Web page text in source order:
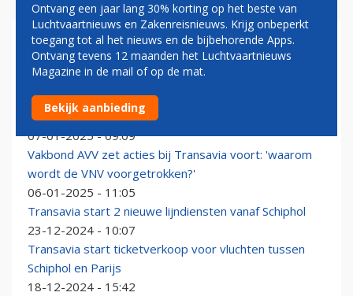
TRANSAVIA
Transavia verwacht met extra reservetoestellen
problemen te voorkomen
07-01-2025 - 09:09
Vakbond AVV zet acties bij Transavia voort: 'waarom
wordt de VNV voorgetrokken?'
06-01-2025 - 11:05
Transavia start 2 nieuwe lijndiensten vanaf Schiphol
23-12-2024 - 10:07
Transavia start ticketverkoop voor vluchten tussen
Schiphol en Parijs
18-12-2024 - 15:42
Ontvang een jaar lang 30% korting op het beste van
Luchtvaartnieuws en Zakenreisnieuws. Krijg onbeperkt
toegang tot al het nieuws en de bijbehorende Apps.
Ontvang tevens 12 maanden het Luchtvaartnieuws
Magazine in de mail of op de mat.
Bekijk aanbieding